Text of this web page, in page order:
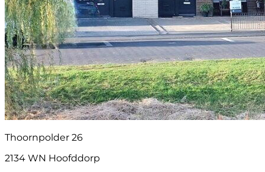
Thoornpolder 26
2134 WN Hoofddorp